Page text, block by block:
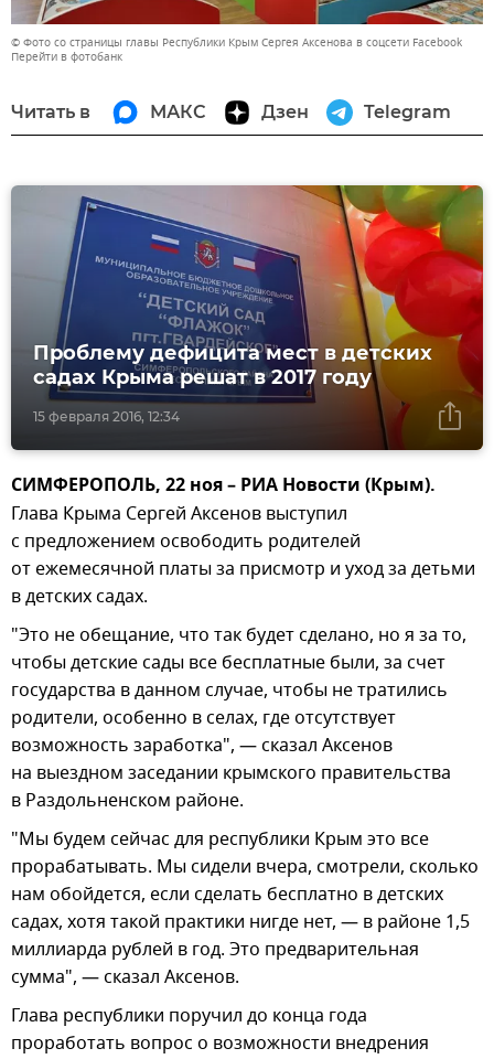
© Фото со страницы главы Республики Крым Сергея Аксенова в соцсети Facebook
Перейти в фотобанк
Читать в МАКС Дзен Telegram
15 февраля 2016, 12:34
Проблему дефицита мест в детских
садах Крыма решат в 2017 году
СИМФЕРОПОЛЬ, 22 ноя – РИА Новости (Крым).
Глава Крыма Сергей Аксенов выступил
с предложением освободить родителей
от ежемесячной платы за присмотр и уход за детьми
в детских садах.
"Это не обещание, что так будет сделано, но я за то,
чтобы детские сады все бесплатные были, за счет
государства в данном случае, чтобы не тратились
родители, особенно в селах, где отсутствует
возможность заработка", — сказал Аксенов
на выездном заседании крымского правительства
в Раздольненском районе.
"Мы будем сейчас для республики Крым это все
прорабатывать. Мы сидели вчера, смотрели, сколько
нам обойдется, если сделать бесплатно в детских
садах, хотя такой практики нигде нет, — в районе 1,5
миллиарда рублей в год. Это предварительная
сумма", — сказал Аксенов.
Глава республики поручил до конца года
проработать вопрос о возможности внедрения